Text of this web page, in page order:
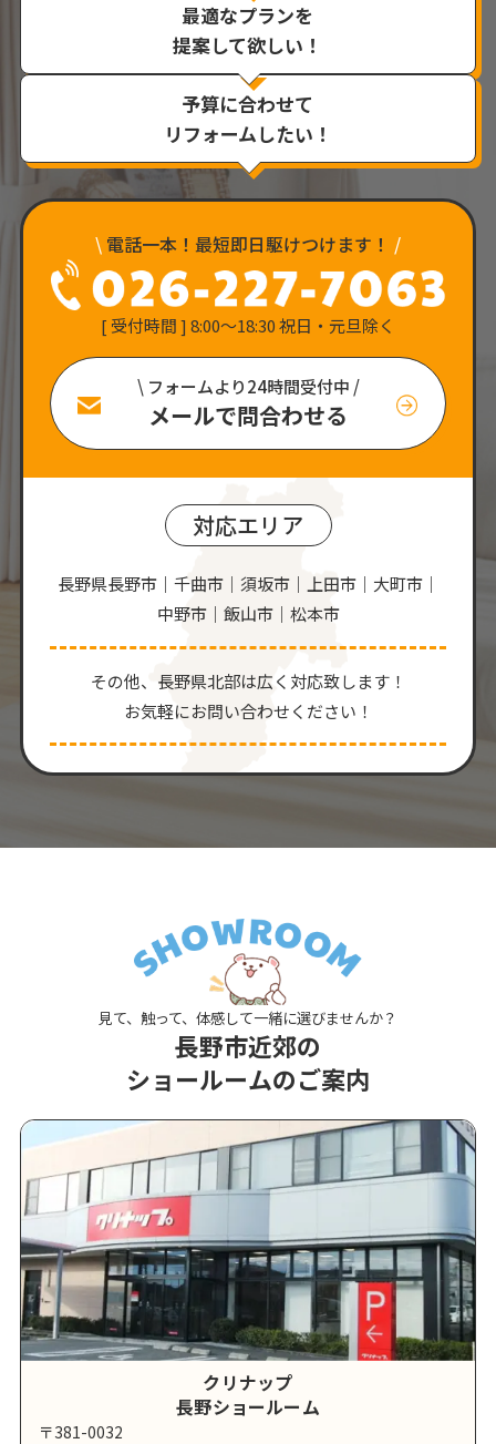
最適なプランを
提案して欲しい！
予算に合わせて
リフォームしたい！
\ 電話一本！最短即日駆けつけます！ /
[ 受付時間 ] 8:00〜18:30 祝日・元旦除く
\ フォームより24時間受付中 /
メールで問合わせる
対応エリア
長野県長野市｜千曲市｜須坂市｜上田市｜大町市｜
中野市｜飯山市｜松本市
その他、⻑野県北部は広く対応致します！
お気軽にお問い合わせください！
見て、触って、体感して一緒に選びませんか？
長野市近郊の
ショールームのご案内
クリナップ
長野ショールーム
〒381-0032